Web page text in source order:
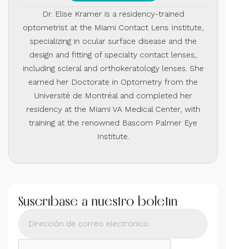
Dr. Elise Kramer is a residency-trained
optometrist at the Miami Contact Lens Institute,
specializing in ocular surface disease and the
design and fitting of specialty contact lenses,
including scleral and orthokeratology lenses. She
earned her Doctorate in Optometry from the
Université de Montréal and completed her
residency at the Miami VA Medical Center, with
training at the renowned Bascom Palmer Eye
Institute.
Suscríbase a nuestro boletín